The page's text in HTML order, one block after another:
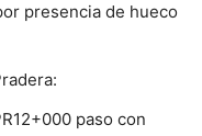
presencia de hueco
paso con